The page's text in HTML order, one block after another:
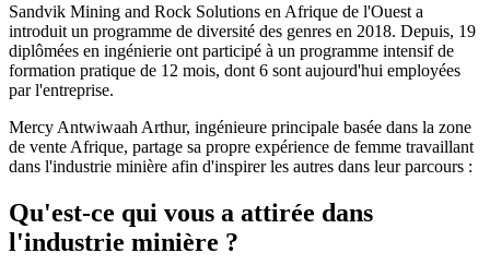
Sandvik Mining and Rock Solutions en Afrique de l'Ouest a
introduit un programme de diversité des genres en 2018. Depuis, 19
diplômées en ingénierie ont participé à un programme intensif de
formation pratique de 12 mois, dont 6 sont aujourd'hui employées
par l'entreprise.
Mercy Antwiwaah Arthur, ingénieure principale basée dans la zone
de vente Afrique, partage sa propre expérience de femme travaillant
dans l'industrie minière afin d'inspirer les autres dans leur parcours :
Qu'est-ce qui vous a attirée dans
l'industrie minière ?